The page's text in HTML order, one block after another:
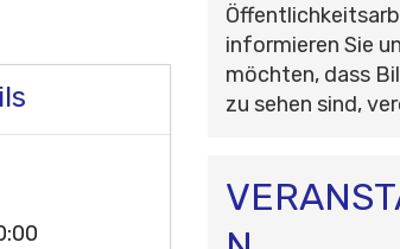
informieren Sie
möchten, dass
zu sehen sind,